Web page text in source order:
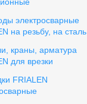
электросварные
на резьбу, на сталь
краны, арматура
для врезки
FRIALEN